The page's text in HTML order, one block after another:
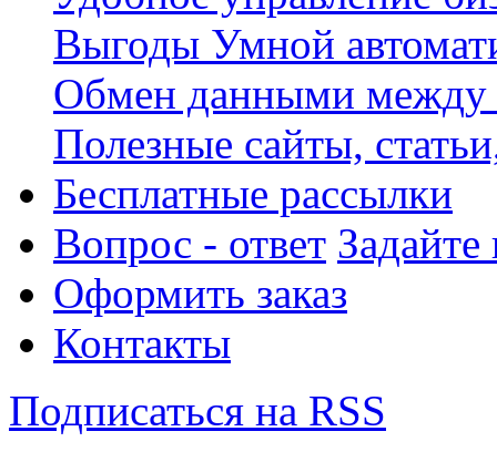
Выгоды Умной
Обмен данными между
Полезные сайты,
Бесплатные рассылки
Вопрос - ответ
Оформить заказ
Контакты
Подписаться на RSS